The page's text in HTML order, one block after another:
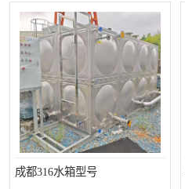
成都316水箱型号